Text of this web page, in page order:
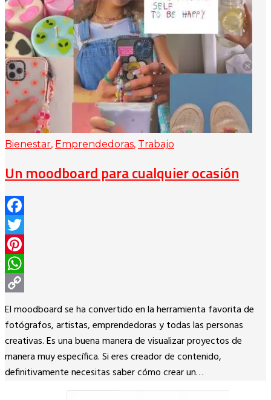
Bienestar, Emprendedoras, Trabajo
Un moodboard para cualquier ocasión
Facebook
Twitter
Pinterest
WhatsApp
Copy
Link
El moodboard se ha convertido en la herramienta favorita de
fotógrafos, artistas, emprendedoras y todas las personas
creativas. Es una buena manera de visualizar proyectos de
manera muy específica. Si eres creador de contenido,
definitivamente necesitas saber cómo crear un…